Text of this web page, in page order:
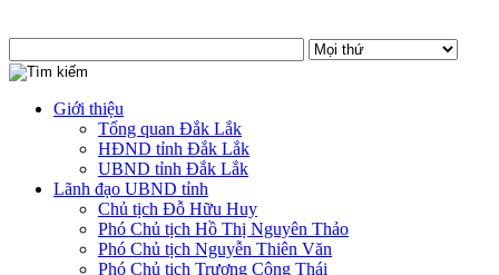
Giới thiệu
Tổng quan Đắk Lắk
HĐND tỉnh Đắk Lắk
UBND tỉnh Đắk Lắk
Lãnh đạo UBND tỉnh
Chủ tịch Đỗ Hữu Huy
Phó Chủ tịch Hồ Thị Nguyên Thảo
Phó Chủ tịch Nguyễn Thiên Văn
Phó Chủ tịch Trương Công Thái